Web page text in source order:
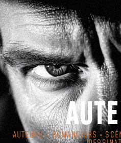
AUTEURS • ROMANCIERS •